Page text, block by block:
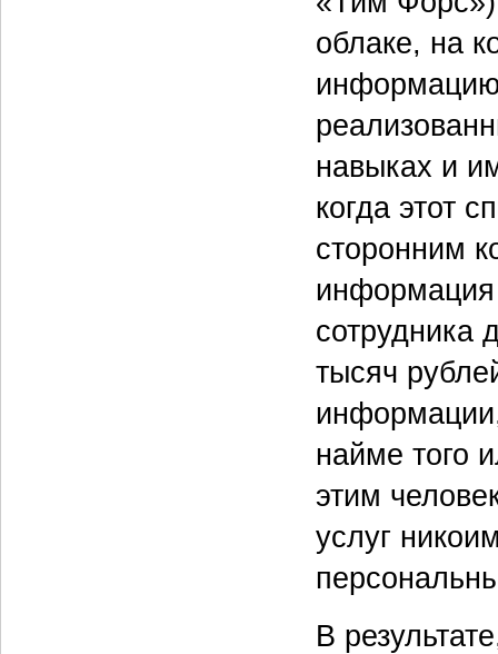
облаке, на
информацию
навыках и
когда этот
сторонним
информация
сотрудника
тысяч
найме того
этим
услуг
В